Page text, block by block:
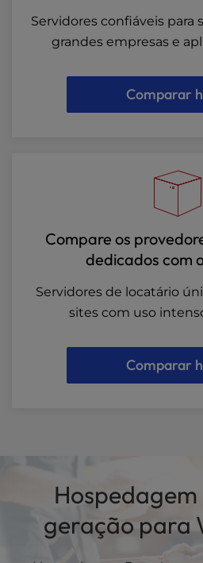
Servidores confiáveis para
grandes empresas e
Comparar
Compare os
dedicados com
Servidores de locatário
sites com uso
Comparar
geração para